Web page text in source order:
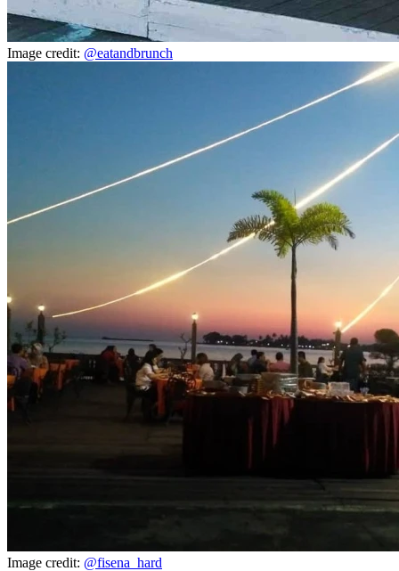
Image credit: @eatandbrunch
Image credit: @fisena_hard